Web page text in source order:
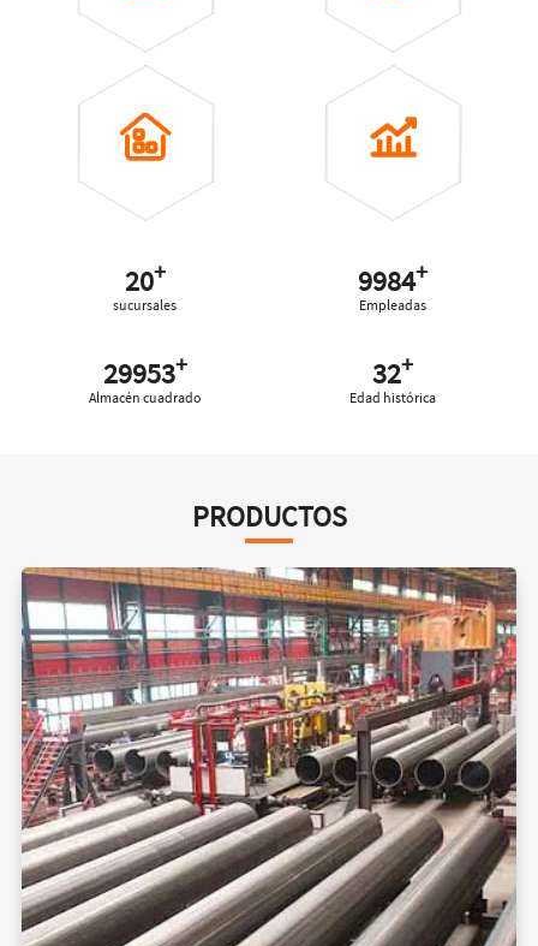
20+
sucursales
10000+
Empleadas
30000+
Almacén cuadrado
32+
Edad histórica
PRODUCTOS